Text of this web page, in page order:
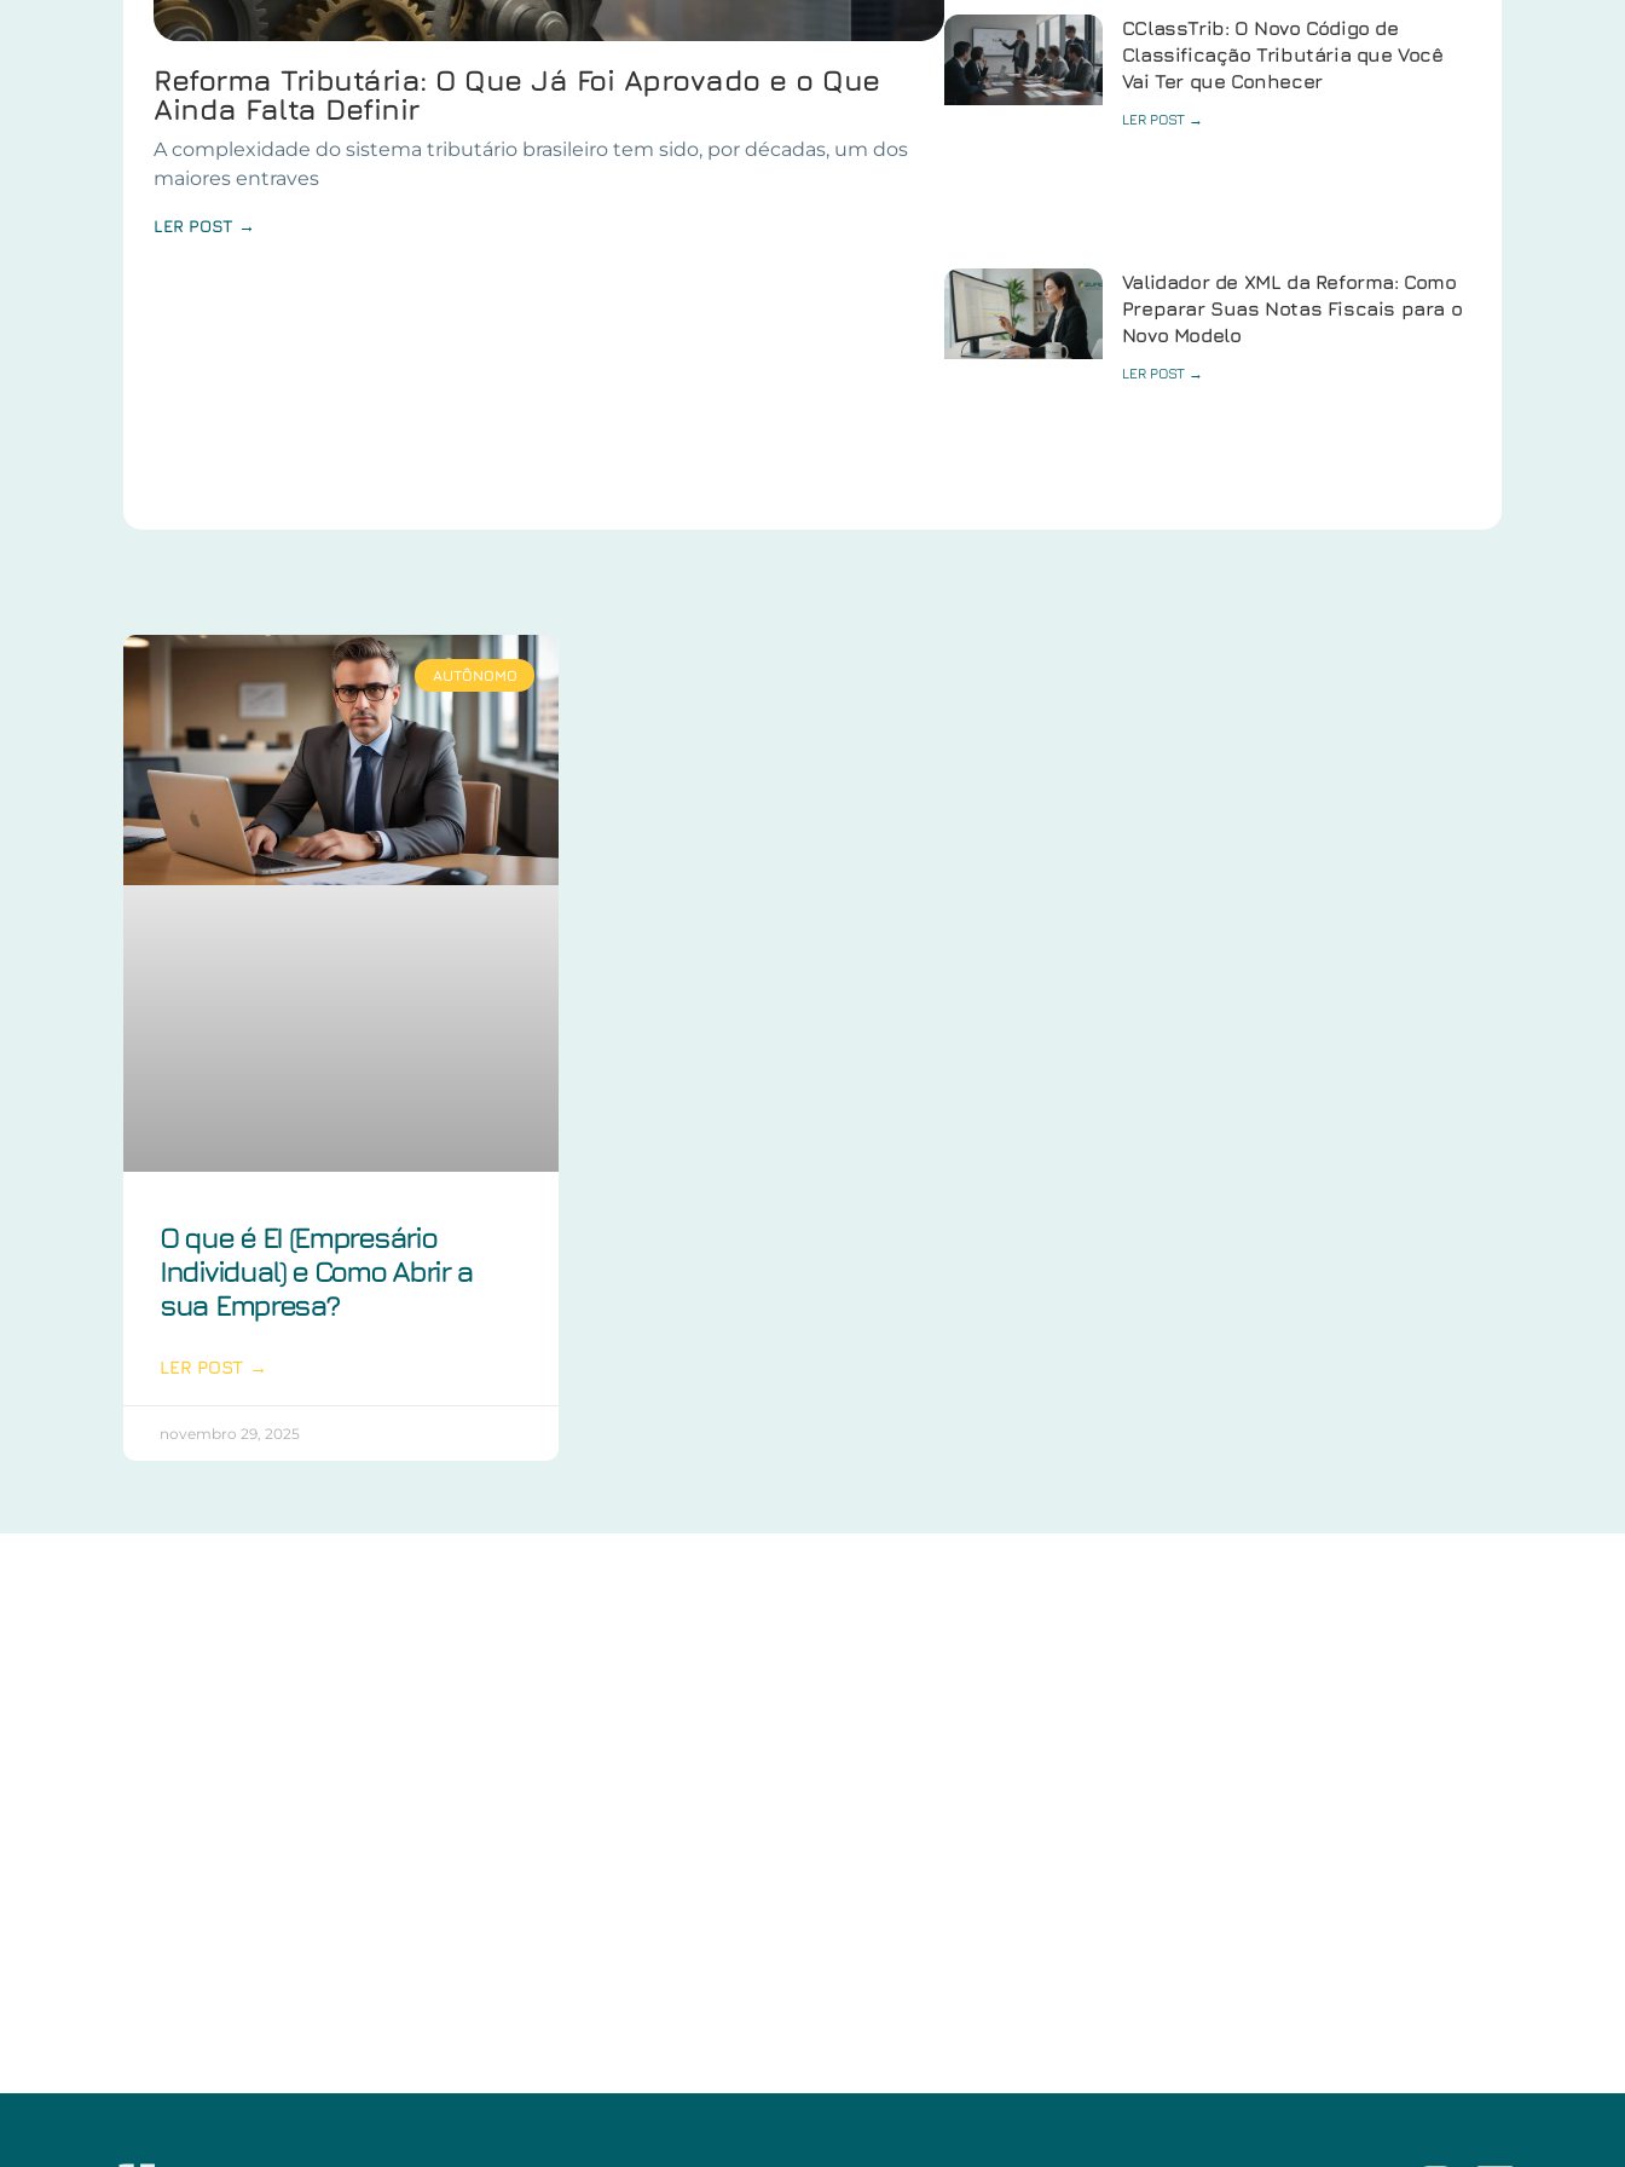
Reforma Tributária: O Que Já Foi Aprovado e o Que
Ainda Falta Definir
A complexidade do sistema tributário brasileiro tem sido, por décadas, um dos
maiores entraves
LER POST →
CClassTrib: O Novo Código de
Classificação Tributária que Você
Vai Ter que Conhecer
LER POST →
Validador de XML da Reforma: Como
Preparar Suas Notas Fiscais para o
Novo Modelo
LER POST →
AUTÔNOMO
O que é EI (Empresário
Individual) e Como Abrir a
sua Empresa?
LER POST →
novembro 29, 2025